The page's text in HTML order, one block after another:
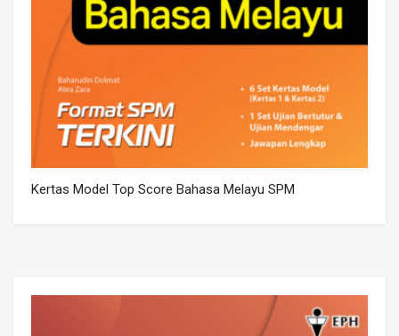
Kertas Model Top Score Bahasa Melayu SPM